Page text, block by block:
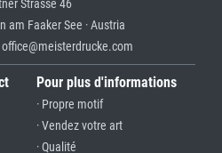
Strasse 46
am Faaker See · Austria
office@meisterdrucke.com
Pour plus d'informations
· Propre motif
· Vendez votre art
· Qualité